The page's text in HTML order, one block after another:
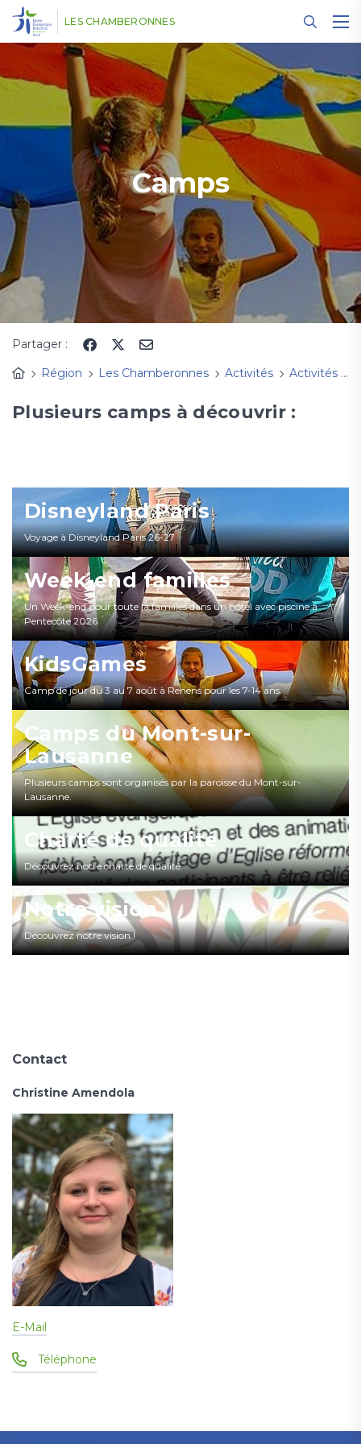
LES CHAMBERONNES
Camps
Partager :
Région
Les Chamberonnes Activités Activités enfance et familleS 2025-2026
Plusieurs camps à découvrir :
Disneyland Paris
Voyage à Disneyland Paris 26-27
Week-end familles
Un Week-end pour toute la familles dans un hôtel avec piscine à
Pentecôte 2026
KidsGames
Camp de jour du 3 au 7 août à Renens pour les 7-14 ans.
Camps du Mont-sur-
Lausanne
Plusieurs camps sont organisés par la paroisse du Mont-sur-
Lausanne.
Charte de qualité
Découvrez notre charte de qualité
Notre vision
Découvrez notre vision !
Contact
Christine Amendola
E-Mail
Téléphone
Panneau de gestion des cookies